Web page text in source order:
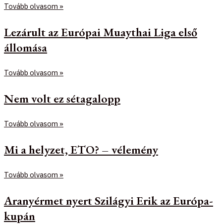
Tovább olvasom »
Lezárult az Európai Muaythai Liga első
állomása
Tovább olvasom »
Nem volt ez sétagalopp
Tovább olvasom »
Mi a helyzet, ETO? – vélemény
Tovább olvasom »
Aranyérmet nyert Szilágyi Erik az Európa-
kupán